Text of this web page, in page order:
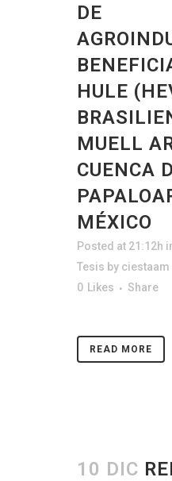
DE
HULE
MUELL
CUENCA
MÉXICO
Posted at 21:12h
Tesis by ciestaam
0 Likes Share
READ MORE
10 DIC